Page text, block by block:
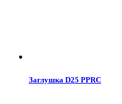
Заглушка D25 PPRC